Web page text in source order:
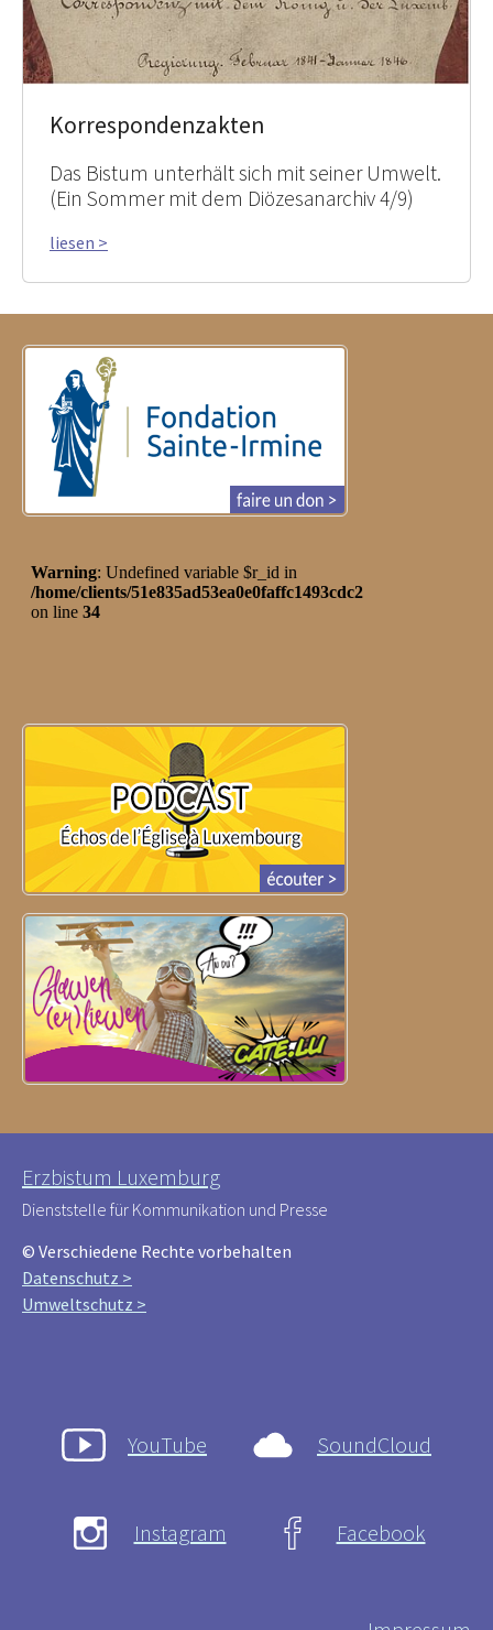
Korrespondenzakten
Das Bistum unterhält sich mit seiner Umwelt.
(Ein Sommer mit dem Diözesanarchiv 4/9)
liesen >
Erzbistum Luxemburg
Dienststelle für Kommunikation und Presse
© Verschiedene Rechte vorbehalten
Datenschutz >
Umweltschutz >
YouTube SoundCloud
Instagram Facebook